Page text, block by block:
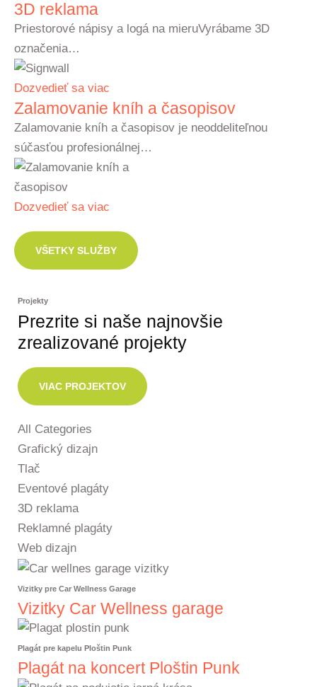
3D reklama
Priestorové nápisy a logá na mieruVyrábame 3D
označenia…
Dozvedieť sa viac
Zalamovanie kníh a časopisov
Zalamovanie kníh a časopisov je neoddeliteľnou
súčasťou profesionálnej…
Dozvedieť sa viac
VŠETKY SLUŽBY
Projekty
Prezrite si naše najnovšie
zrealizované projekty
VIAC PROJEKTOV
All Categories
Grafický dizajn
Tlač
Eventové plagáty
3D reklama
Reklamné plagáty
Web dizajn
Vizitky pre Car Wellness Garage
Vizitky Car Wellness garage
Plagát pre kapelu Ploštin Punk
Plagát na koncert Ploštin Punk